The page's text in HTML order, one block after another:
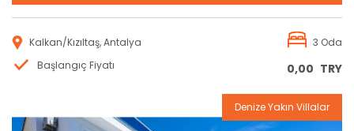
Kalkan/Kızıltaş, Antalya
3 Oda
Başlangıç Fiyatı
0,00 TRY
Denize Yakın Villalar